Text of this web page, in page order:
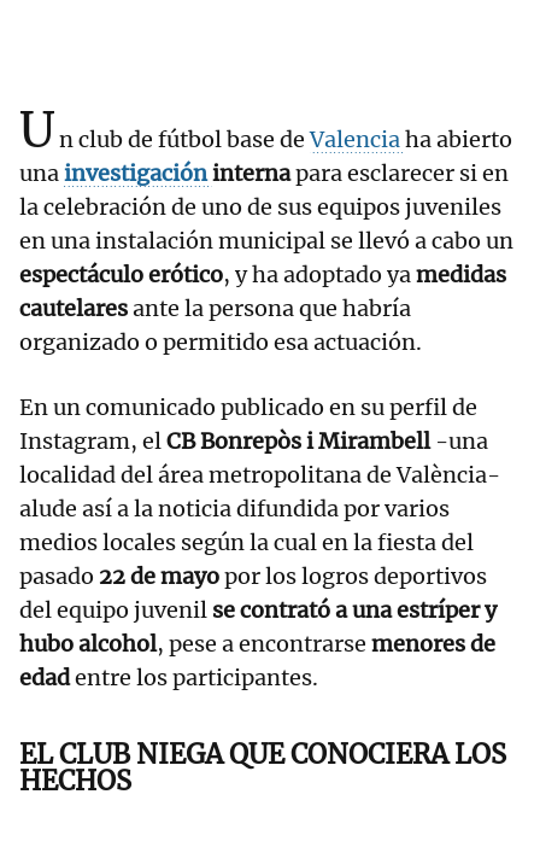
Un club de fútbol base deValenciaha abierto
unainvestigacióninternapara esclarecer si en
la celebración de uno de sus equipos juveniles
en una instalación municipal se llevó a cabo un
espectáculo erótico, y ha adoptado yamedidas
cautelaresante la persona que habría
organizado o permitido esa actuación.
En un comunicado publicado en su perfil de
Instagram, elCB Bonrepòs i Mirambell-una
localidad del área metropolitana de València-
alude así a la noticia difundida por varios
medios locales según la cual en la fiesta del
pasado 22 de mayopor los logros deportivos
del equipo juvenil se contrató a una estríper y
hubo alcohol, pese a encontrarse menores de
edadentre los participantes.
EL CLUB NIEGA QUE CONOCIERA LOS
HECHOS